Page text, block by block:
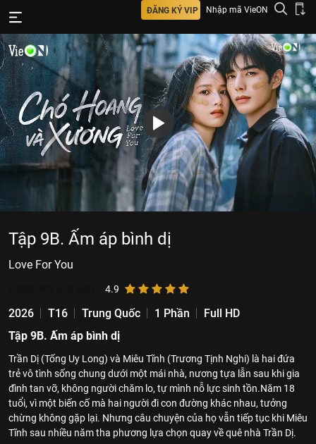
ĐĂNG KÝ VIP Nhập mã VieON
Tập 9B. Ấm áp bình dị
Love For You
4.9
2026 T16 Trung Quốc 1 Phần
Full HD
Tập 9B. Ấm áp bình dị
Trần Dị (Tống Uy Long) và Miêu Tĩnh (Trương Tịnh Nghi) là hai đứa
trẻ vô tình sống chung dưới một mái nhà, nương tựa lẫn sau khi gia
đình tan vỡ, không người chăm lo, tự mình nỗ lực sinh tồn.Năm 18
tuổi, vì một biến cố mà hai người đi con đường khác nhau, tưởng
chừng không gặp lại. Nhưng câu chuyện của họ vẫn tiếp tục khi Miêu
Tĩnh sau nhiều năm tha phương lựa chọn quay về quê nhà Trần Dị.